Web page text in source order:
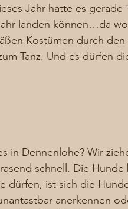
Jahr hatte es
landen können…da
Kostümen durch
Tanz. Und es dürfen
in Dennenlohe? Wir
schnell. Die
dürfen, ist sich die
anerkennen